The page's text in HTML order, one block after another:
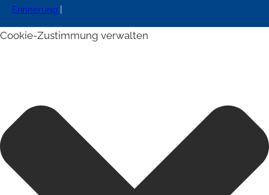
Erinnerung
Cookie-Zustimmung verwalten